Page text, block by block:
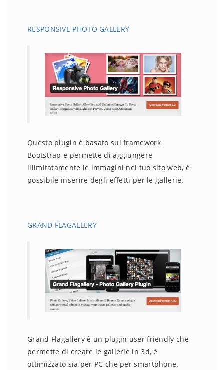
RESPONSIVE PHOTO GALLERY
Questo plugin è basato sul framework
Bootstrap e permette di aggiungere
illimitatamente le immagini nel tuo sito web, è
possibile inserire degli effetti per le gallerie.
GRAND FLAGALLERY
Grand Flagallery è un plugin user friendly che
permette di creare le gallerie in 3d, è
ottimizzato sia per PC che per smartphone.